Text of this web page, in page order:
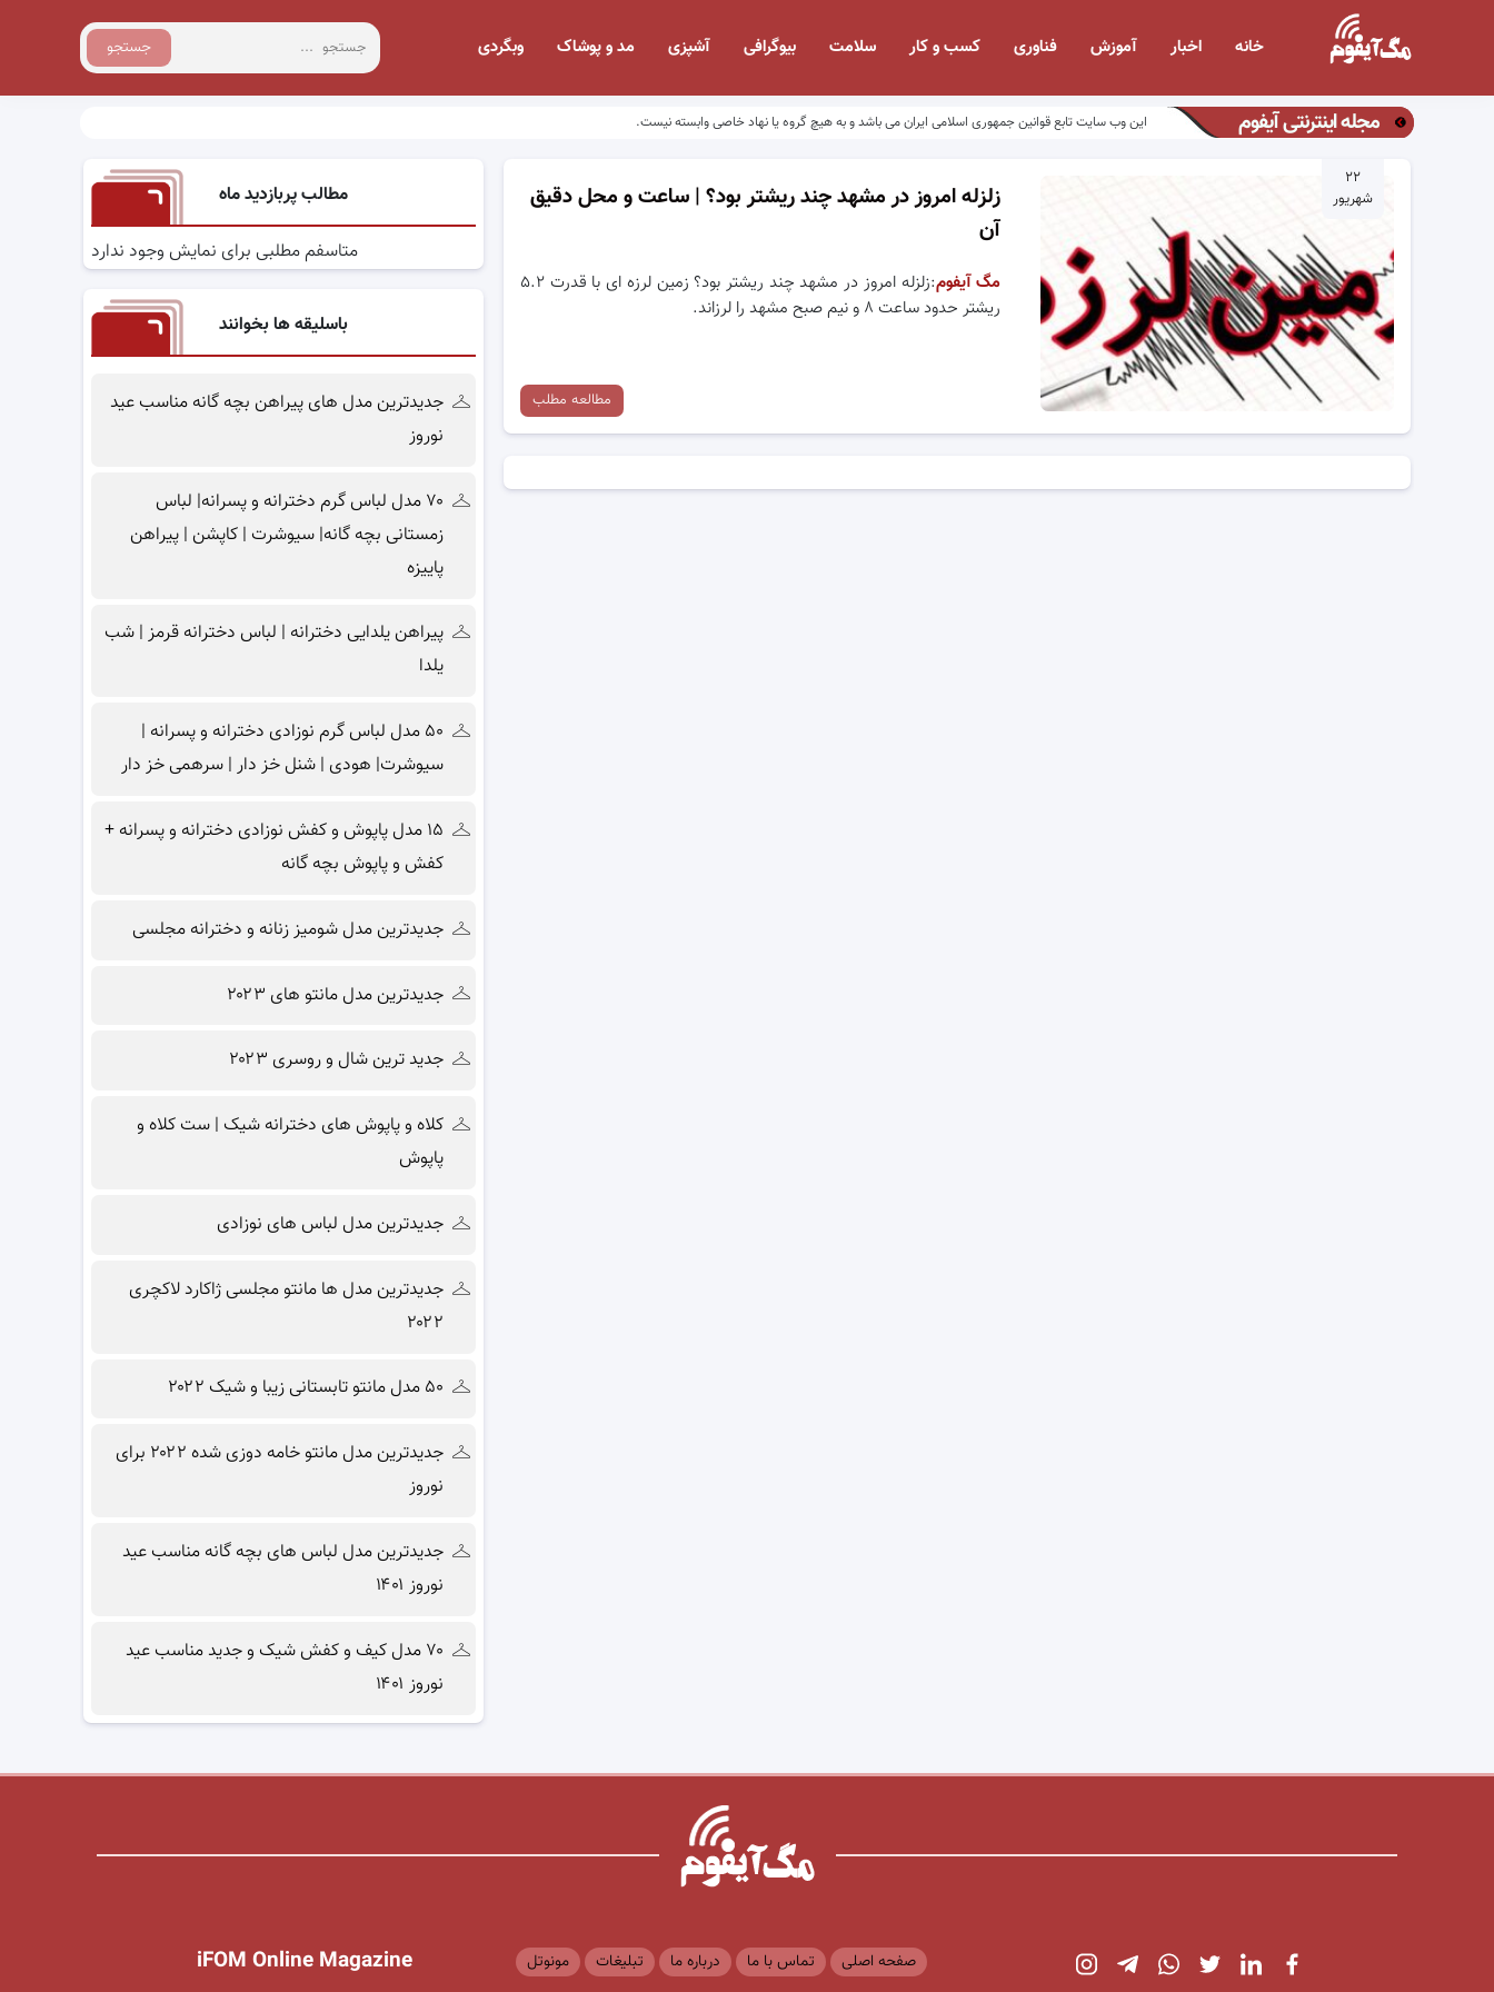
جستجو خانه اخبار آموزش فناوری کسب و کار سلامت بیوگرافی آشپزی مد و پوشاک وبگردی
مجله اینترنتی آیفوم این وب سایت تابع قوانین جمهوری اسلامی ایران می باشد و به هیچ گروه یا نهاد خاصی وابسته نیست.
۲۲
شهریور
زلزله امروز در مشهد چند ریشتر بود؟ | ساعت و محل دقیق
آن
مگ آیفوم
:زلزله امروز در مشهد چند ریشتر بود؟ زمین لرزه ای با قدرت ۵.۲
ریشتر حدود ساعت ۸ و نیم صبح مشهد را لرزاند.
مطالعه مطلب
مطالب پربازدید ماه
متاسفم مطلبی برای نمایش وجود ندارد
باسلیقه ها بخوانند
جدیدترین مدل های پیراهن بچه گانه مناسب عید
نوروز
۷۰ مدل لباس گرم دخترانه و پسرانه| لباس
زمستانی بچه گانه| سیوشرت | کاپشن | پیراهن
پاییزه
پیراهن یلدایی دخترانه | لباس دخترانه قرمز | شب
یلدا
۵۰ مدل لباس گرم نوزادی دخترانه و پسرانه |
سیوشرت| هودی | شنل خز دار | سرهمی خز دار
۱۵ مدل پاپوش و کفش نوزادی دخترانه و پسرانه +
کفش و پاپوش بچه گانه
جدیدترین مدل شومیز زنانه و دخترانه مجلسی
جدیدترین مدل مانتو های ۲۰۲۳
جدید ترین شال و روسری ۲۰۲۳
کلاه و پاپوش های دخترانه شیک | ست کلاه و
پاپوش
جدیدترین مدل لباس های نوزادی
جدیدترین مدل ها مانتو مجلسی ژاکارد لاکچری
۲۰۲۲
۵۰ مدل مانتو تابستانی زیبا و شیک ۲۰۲۲
جدیدترین مدل مانتو خامه دوزی شده ۲۰۲۲ برای
نوروز
جدیدترین مدل لباس های بچه گانه مناسب عید
نوروز ۱۴۰۱
۷۰ مدل کیف و کفش شیک و جدید مناسب عید
نوروز ۱۴۰۱
iFOM Online Magazine صفحه اصلی تماس با ما درباره ما تبلیغات مونوتل